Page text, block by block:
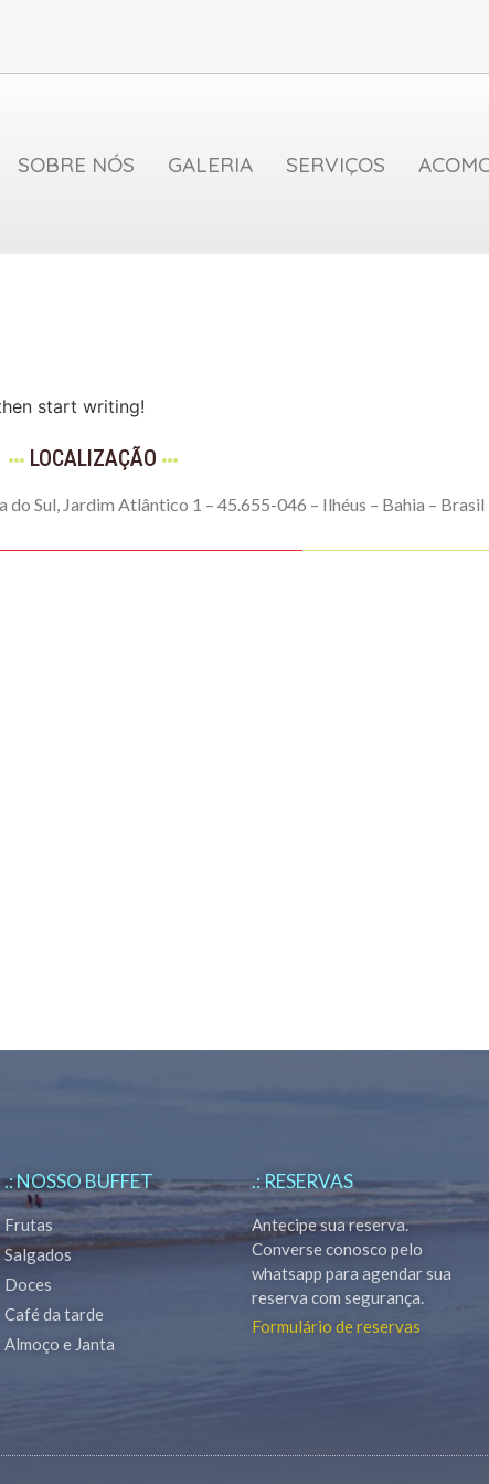
SOBRE NÓS GALERIA SERVIÇOS
start writing!
LOCALIZAÇÃO
do Sul, Jardim Atlântico 1 – 45.655-046 – Ilhéus – Bahia – Brasil
.: NOSSO BUFFET
Frutas
Salgados
Doces
Café da tarde
Almoço e Janta
.: RESERVAS
Antecipe sua reserva.
Converse conosco pelo
whatsapp para agendar sua
reserva com segurança.
Formulário de reservas